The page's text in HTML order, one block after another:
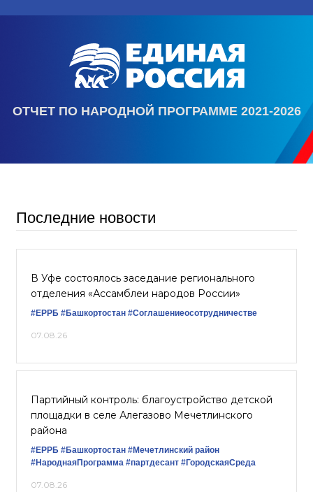
ОТЧЕТ ПО НАРОДНОЙ ПРОГРАММЕ 2021-2026
Последние новости
В Уфе состоялось заседание регионального
отделения «Ассамблеи народов России»
#ЕРРБ #Башкортостан #Соглашениеосотрудничестве
07.08.26
Партийный контроль: благоустройство детской
площадки в селе Алегазово Мечетлинского
района
#ЕРРБ #Башкортостан #Мечетлинский район
#НароднаяПрограмма #партдесант #ГородскаяСреда
07.08.26